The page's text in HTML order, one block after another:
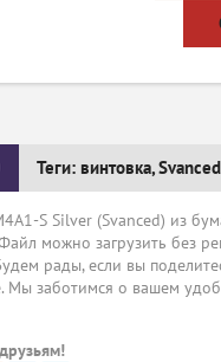
Теги: винтовка,Svanced
S Silver (Svanced) из
можно загрузить без
рады, если вы
Мы заботимся о вашем